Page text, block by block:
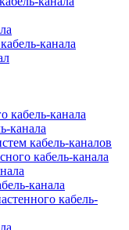
канала
кабель-канала
канала
кабель-каналов
кабель-канала
канала
кабель-